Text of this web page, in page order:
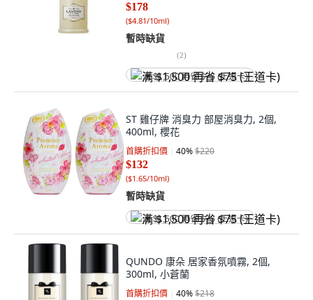
$178
($4.81/10ml)
暫時缺貨
(2)
满 $1,500 再省 $75 (王道卡)
ST 雞仔牌 消臭力 部屋消臭力, 2個,
400ml, 櫻花
首購折扣價 40%$220
$132
($1.65/10ml)
暫時缺貨
满 $1,500 再省 $75 (王道卡)
QUNDO 康朵 居家香氛噴霧, 2個,
300ml, 小蒼蘭
首購折扣價 40%$218